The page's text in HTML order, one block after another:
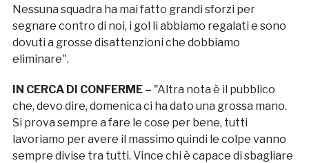
Nessuna squadra ha mai fatto grandi sforzi per
segnare contro di noi, i gol li abbiamo regalati e sono
dovuti a grosse disattenzioni che dobbiamo
eliminare".
IN CERCA DI CONFERME – "Altra nota è il pubblico
che, devo dire, domenica ci ha dato una grossa mano.
Si prova sempre a fare le cose per bene, tutti
lavoriamo per avere il massimo quindi le colpe vanno
sempre divise tra tutti. Vince chi è capace di sbagliare